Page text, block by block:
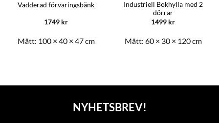
Vadderad förvaringsbänk
1749 kr
Mått: 100 × 40 × 47 cm
Industriell Bokhylla med 2
dörrar
1499 kr
Mått: 60 × 30 × 120 cm
NYHETSBREV!